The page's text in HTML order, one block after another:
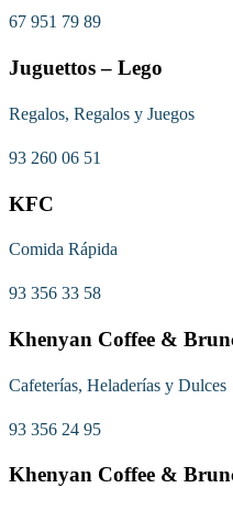
67 951 79 89
Juguettos – Lego
Regalos, Regalos y Juegos
93 260 06 51
KFC
Comida Rápida
93 356 33 58
Khenyan Coffee &
Cafeterías, Heladerías y Dulces
93 356 24 95
Khenyan Coffee &